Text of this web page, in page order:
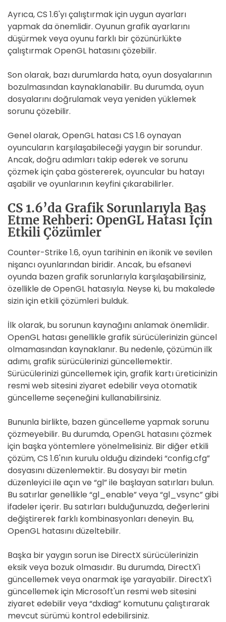
Ayrıca, CS 1.6'yı çalıştırmak için uygun ayarları
yapmak da önemlidir. Oyunun grafik ayarlarını
düşürmek veya oyunu farklı bir çözünürlükte
çalıştırmak OpenGL hatasını çözebilir.
Son olarak, bazı durumlarda hata, oyun dosyalarının
bozulmasından kaynaklanabilir. Bu durumda, oyun
dosyalarını doğrulamak veya yeniden yüklemek
sorunu çözebilir.
Genel olarak, OpenGL hatası CS 1.6 oynayan
oyuncuların karşılaşabileceği yaygın bir sorundur.
Ancak, doğru adımları takip ederek ve sorunu
çözmek için çaba göstererek, oyuncular bu hatayı
aşabilir ve oyunlarının keyfini çıkarabilirler.
CS 1.6’da Grafik Sorunlarıyla Baş
Etme Rehberi: OpenGL Hatası İçin
Etkili Çözümler
Counter-Strike 1.6, oyun tarihinin en ikonik ve sevilen
nişancı oyunlarından biridir. Ancak, bu efsanevi
oyunda bazen grafik sorunlarıyla karşılaşabilirsiniz,
özellikle de OpenGL hatasıyla. Neyse ki, bu makalede
sizin için etkili çözümleri bulduk.
İlk olarak, bu sorunun kaynağını anlamak önemlidir.
OpenGL hatası genellikle grafik sürücülerinizin güncel
olmamasından kaynaklanır. Bu nedenle, çözümün ilk
adımı, grafik sürücülerinizi güncellemektir.
Sürücülerinizi güncellemek için, grafik kartı üreticinizin
resmi web sitesini ziyaret edebilir veya otomatik
güncelleme seçeneğini kullanabilirsiniz.
Bununla birlikte, bazen güncelleme yapmak sorunu
çözmeyebilir. Bu durumda, OpenGL hatasını çözmek
için başka yöntemlere yönelmelisiniz. Bir diğer etkili
çözüm, CS 1.6'nın kurulu olduğu dizindeki “config.cfg”
dosyasını düzenlemektir. Bu dosyayı bir metin
düzenleyici ile açın ve “gl” ile başlayan satırları bulun.
Bu satırlar genellikle “gl_enable” veya “gl_vsync” gibi
ifadeler içerir. Bu satırları bulduğunuzda, değerlerini
değiştirerek farklı kombinasyonları deneyin. Bu,
OpenGL hatasını düzeltebilir.
Başka bir yaygın sorun ise DirectX sürücülerinizin
eksik veya bozuk olmasıdır. Bu durumda, DirectX'i
güncellemek veya onarmak işe yarayabilir. DirectX'i
güncellemek için Microsoft'un resmi web sitesini
ziyaret edebilir veya “dxdiag” komutunu çalıştırarak
mevcut sürümü kontrol edebilirsiniz.